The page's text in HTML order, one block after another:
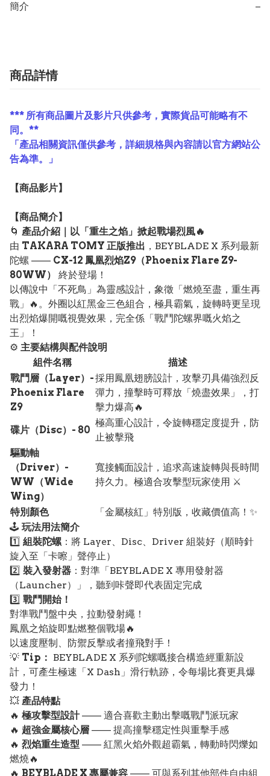
簡介 −
商品詳情
*** 所有商品圖片及影片只供參考，實際貨品可能略有不
同。**
「產品相關資訊僅供參考，詳細規格與內容請以官方網站公
告為準。」
【商品影片】
【商品簡介】
🌀 產品介紹｜以「重生之焰」掀起戰場烈風🔥
由 TAKARA TOMY 正版推出 ，BEYBLADE X 系列最新
陀螺 —— CX-12 鳳凰烈焰Z9（Phoenix Flare Z9-
80WW）
終於登場！
以傳說中「不死鳥」為靈感設計，象徵「燃燒至盡，重生再
戰」🔥。外圈以紅黑金三色組合，極具霸氣，旋轉時更呈現
出烈焰爆開嘅視覺效果，完全係「戰鬥陀螺界嘅火焰之
王」！
⚙️ 主要結構與配件說明
組件名稱
描述
戰鬥層（Layer）-
Phoenix Flare
Z9
採用鳳凰翅膀設計，攻擊刃具備強烈反
彈力，撞擊時可釋放「燒盡效果」，打
擊力爆高🔥
碟片（Disc）- 80
極高重心設計，令旋轉穩定度提升，防
止被擊飛
驅動軸
（Driver）-
WW（Wide
Wing）
寬接觸面設計，追求高速旋轉與長時間
持久力。極適合攻擊型玩家使用 ⚔️
特別顏色
「金屬核紅」特別版，收藏價值高！✨
🕹️ 玩法用法簡介
1️⃣ 組裝陀螺 ：將 Layer、Disc、Driver 組裝好（順時針
旋入至「卡嚓」聲停止）
2️⃣ 裝入發射器 ：對準「BEYBLADE X 專用發射器
（Launcher）」，聽到咔聲即代表固定完成
3️⃣ 戰鬥開始！
對準戰鬥盤中央，拉動發射繩！
鳳凰之焰旋即點燃整個戰場🔥
以速度壓制、防禦反擊或者撞飛對手！
💡 Tip： BEYBLADE X 系列陀螺嘅接合構造經重新設
計，可產生極速「X Dash」滑行軌跡，令每場比賽更具爆
發力！
💥 產品特點
🔥 極攻擊型設計—— 適合喜歡主動出擊嘅戰鬥派玩家
🔥 超強金屬核心層 —— 提高撞擊穩定性與重擊手感
🔥 烈焰重生造型 —— 紅黑火焰外觀超霸氣，轉動時閃爍如
燃燒🔥
🔥 BEYBLADE X 專屬兼容 —— 可與系列其他部件自由組